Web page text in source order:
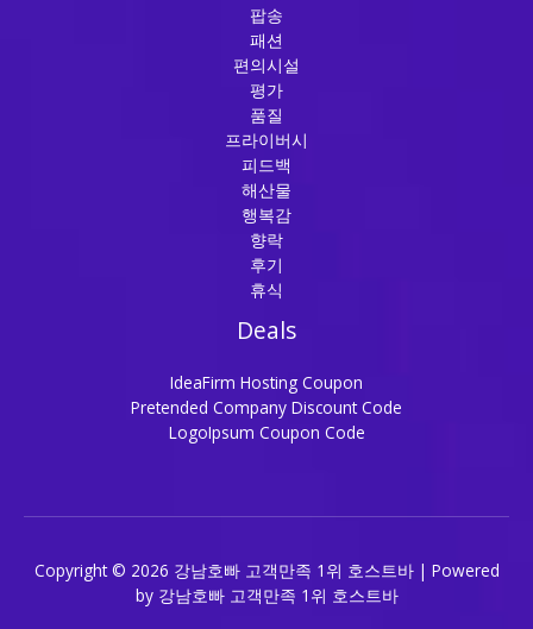
팝송
패션
편의시설
평가
품질
프라이버시
피드백
해산물
행복감
향락
후기
휴식
Deals
IdeaFirm Hosting Coupon
Pretended Company Discount Code
LogoIpsum Coupon Code
Copyright © 2026 강남호빠 고객만족 1위 호스트바 | Powered
by 강남호빠 고객만족 1위 호스트바